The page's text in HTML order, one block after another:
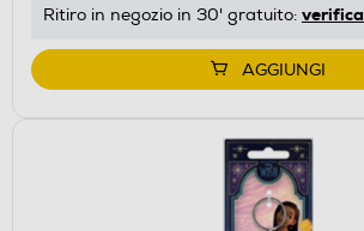
Ritiro in negozio in 30' gratuito: verifica
AGGIUNGI